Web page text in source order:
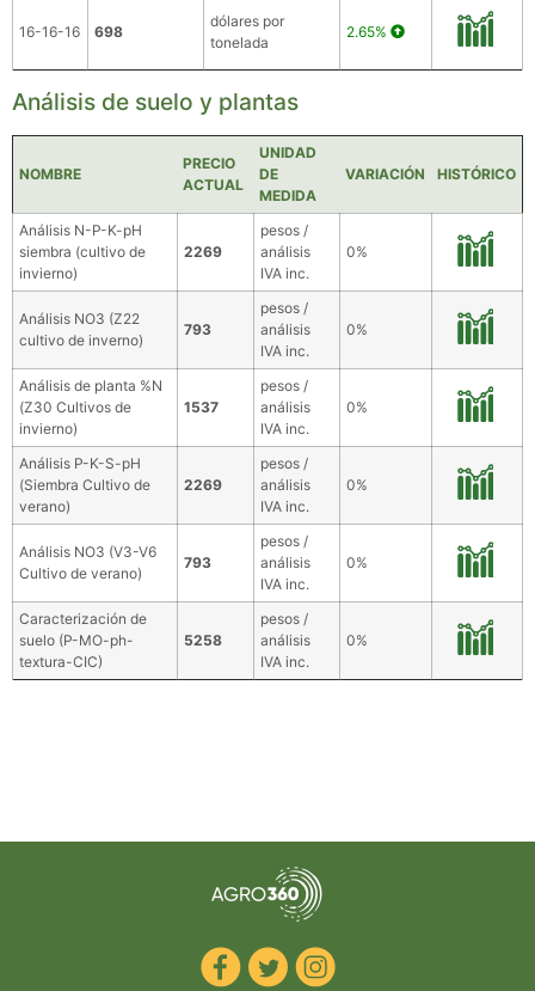
16-16-16 698
dólares por
tonelada
2.65%
Análisis de suelo y plantas
NOMBRE
PRECIO
ACTUAL
UNIDAD
DE
MEDIDA
VARIACIÓN HISTÓRICO
Análisis N-P-K-pH
siembra (cultivo de
invierno)
2269
pesos /
análisis
IVA inc.
0%
Análisis NO3 (Z22
cultivo de inverno)
793
pesos /
análisis
IVA inc.
0%
Análisis de planta %N
(Z30 Cultivos de
invierno)
1537
pesos /
análisis
IVA inc.
0%
Análisis P-K-S-pH
(Siembra Cultivo de
verano)
2269
pesos /
análisis
IVA inc.
0%
Análisis NO3 (V3-V6
Cultivo de verano)
793
pesos /
análisis
IVA inc.
0%
Caracterización de
suelo (P-MO-ph-
textura-CIC)
5258
pesos /
análisis
IVA inc.
0%